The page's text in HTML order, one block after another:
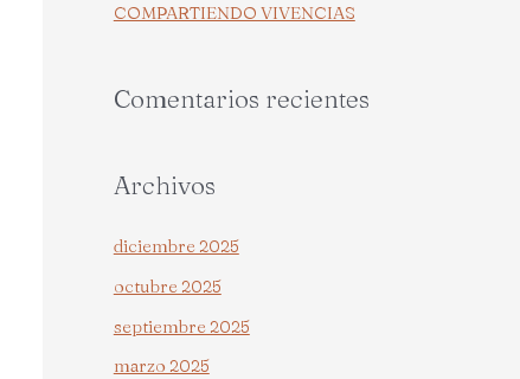
:COMPARTIENDO VIVENCIAS
Comentarios recientes
Archivos
diciembre 2025
octubre 2025
septiembre 2025
marzo 2025